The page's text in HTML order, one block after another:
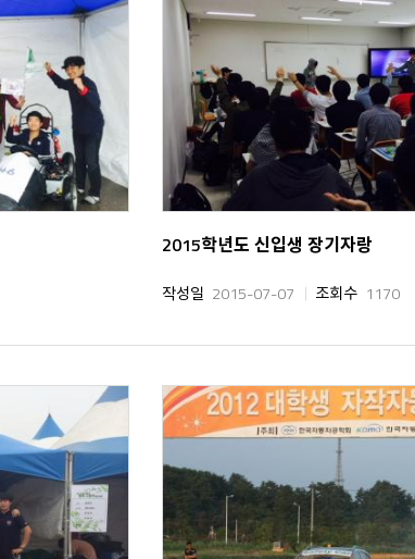
2015학년도 신입생 장기자랑
작성일 2015-07-07 조회수 1170